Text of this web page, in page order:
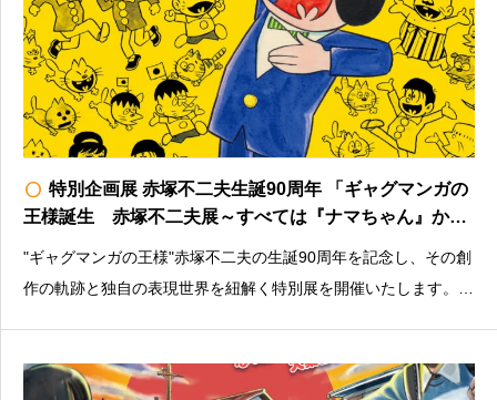
radio_button_unchecked 特別企画展 赤塚不二夫生誕90周年 「ギャグマンガの
王様誕生 赤塚不二夫展～すべては『ナマちゃん』から
"ギャグマンガの王様"赤塚不二夫の生誕90周年を記念し、その創
作の軌跡と独自の表現世界を紐解く特別展を開催いたします。料
おすすめしますhttps://t